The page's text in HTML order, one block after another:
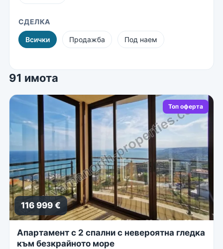
СДЕЛКА
Всички Продажба Под наем
91 имота
Топ оферта
116 999 €
Апартамент с 2 спални с невероятна гледка
към безкрайното море